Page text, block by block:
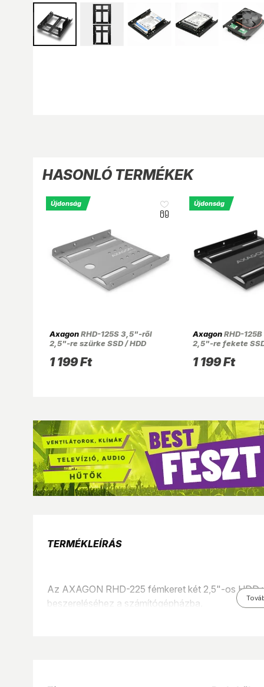
HASONLÓ TERMÉKEK
Újdonság
AxagonRHD-125S 3,5"-ről
2,5"-re szürke SSD / HDD
1 199 Ft
Újdonság
AxagonRHD-
2,5"-re fekete
1 199 Ft
TERMÉKLEÍRÁS
Az AXAGON RHD-225 fémkeret két 2,5"-os
beszereléséhez a számítógépházba.